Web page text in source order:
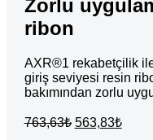
Zorlu
ribon
AXR®1 rekabetçilik
giriş seviyesi resin
bakımından zorlu
763,63₺ Orijinal
563,83₺Şu